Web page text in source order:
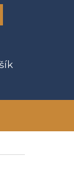
PODMÍNKY